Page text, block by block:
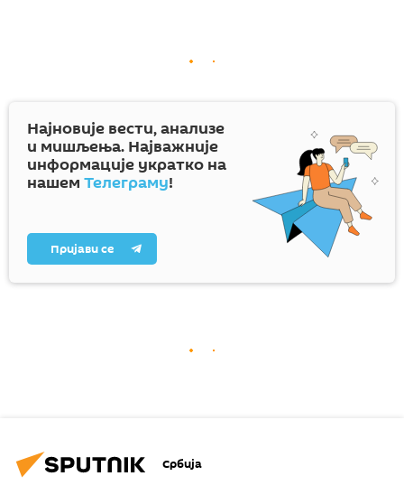
Најновије вести, анализе
и мишљења. Најважније
информације укратко на
нашем Телеграму!
Пријави се
Србија